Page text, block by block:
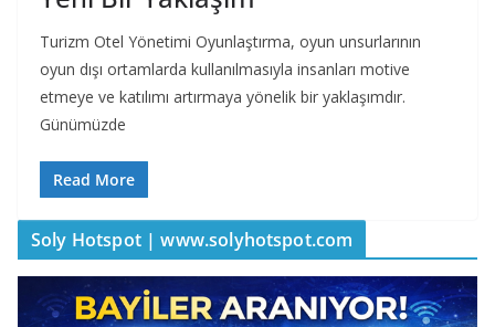
Turizm Otel Yönetimi Oyunlaştırma, oyun unsurlarının
oyun dışı ortamlarda kullanılmasıyla insanları motive
etmeye ve katılımı artırmaya yönelik bir yaklaşımdır.
Günümüzde
Read More
Soly Hotspot | www.solyhotspot.com